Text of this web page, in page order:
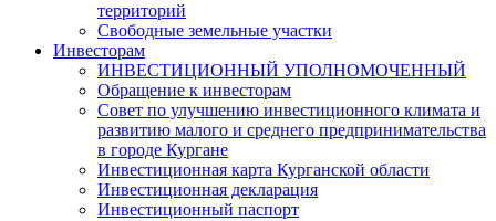
территорий
Свободные земельные участки
Инвесторам
ИНВЕСТИЦИОННЫЙ УПОЛНОМОЧЕННЫЙ
Обращение к инвесторам
Совет по улучшению инвестиционного климата и
развитию малого и среднего предпринимательства
в городе Кургане
Инвестиционная карта Курганской области
Инвестиционная декларация
Инвестиционный паспорт